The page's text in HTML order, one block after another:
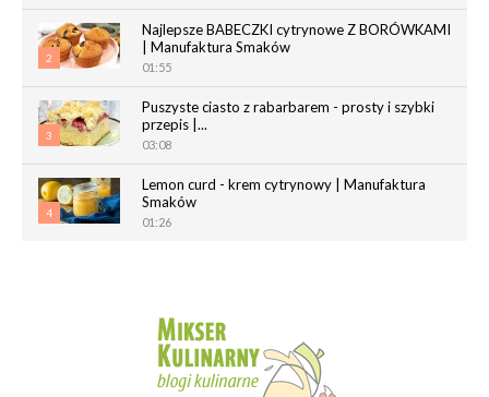
2
Najlepsze BABECZKI cytrynowe Z BORÓWKAMI
| Manufaktura Smaków
01:55
3
Puszyste ciasto z rabarbarem - prosty i szybki
przepis |...
03:08
4
Lemon curd - krem cytrynowy | Manufaktura
Smaków
01:26
Magdalenki | Manufaktura Smaków
01:40